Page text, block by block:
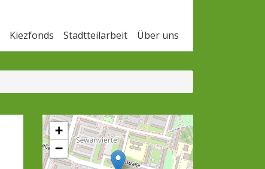
Kiezfonds Stadtteilarbeit Über uns
+
−